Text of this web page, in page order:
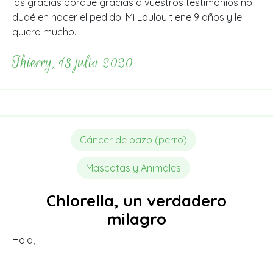
dudé en hacer el pedido. Mi Loulou tiene 9 años y le
quiero mucho.
Thierry, 18 julio 2020
Cáncer de bazo (perro)
Mascotas y Animales
Chlorella, un verdadero
milagro
Hola,